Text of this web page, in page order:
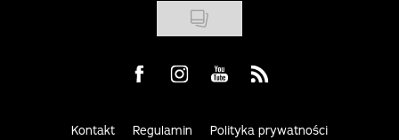
Visit us on Facebook
Visit us on Instagram
Visit us on Youtube
Visit us on Rss
Kontakt Regulamin Polityka prywatności